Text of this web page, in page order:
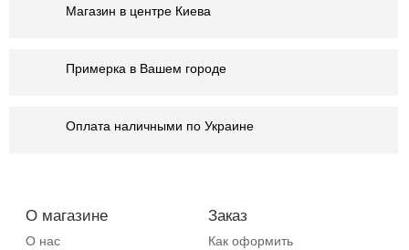
Магазин в центре Киева
Примерка в Вашем городе
Оплата наличными по Украине
О магазине
О нас
Заказ
Как оформить